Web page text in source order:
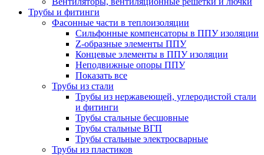
Трубы и фитинги
Фасонные части в теплоизоляции
Cильфонные компенсаторы в ППУ изоляции
Z-образные элементы ППУ
Концевые элементы в ППУ изоляции
Неподвижные опоры ППУ
Показать все
Трубы из стали
Трубы из нержавеющей, углеродистой стали
и фитинги
Трубы стальные бесшовные
Трубы стальные ВГП
Трубы стальные электросварные
Трубы из пластиков